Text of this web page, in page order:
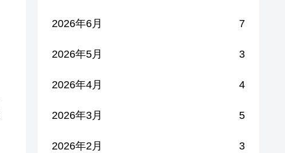
2026年6月 7
2026年5月 3
2026年4月 4
2026年3月 5
2026年2月 3